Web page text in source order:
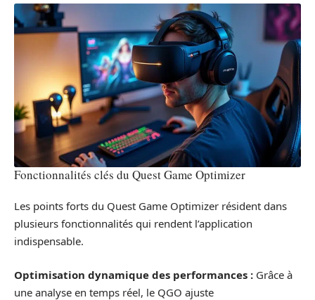
Fonctionnalités clés du Quest Game Optimizer
Les points forts du Quest Game Optimizer résident dans
plusieurs fonctionnalités qui rendent l’application
indispensable.
Optimisation dynamique des performances : Grâce à
une analyse en temps réel, le QGO ajuste